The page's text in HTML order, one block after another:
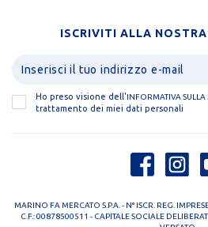
ISCRIVITI ALLA
Ho preso visione dell'INFORMATIVA SULLA
trattamento dei miei dati personali
MARINO FA MERCATO S.P.A. - N° ISCR. REG.
C.F.: 00878500511 - CAPITALE SOCIALE